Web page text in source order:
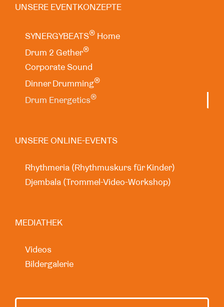
UNSERE EVENTKONZEPTE
SYNERGYBEATS® Home
Drum 2 Gether®
Corporate Sound
Dinner Drumming®
Drum Energetics®
UNSERE ONLINE-EVENTS
Rhythmeria (Rhythmuskurs für Kinder)
Djembala (Trommel-Video-Workshop)
MEDIATHEK
Videos
Bildergalerie